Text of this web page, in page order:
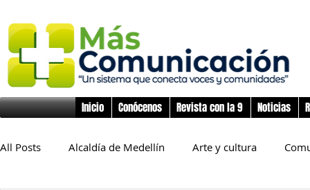
Inicio Conócenos Revista con la 9 Noticias
All Posts Alcaldía de Medellín Arte y cultura